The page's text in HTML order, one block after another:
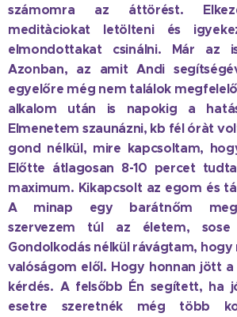
számomra az áttörést.
meditàciokat letölteni és
elmondottakat csinálni. Már az
Azonban, az amit Andi
egyelőre még nem találok
alkalom után is napokig a
Elmenetem szaunázni, kb fél óràt
gond nélkül, mire kapcsoltam,
Előtte átlagosan 8-10 percet
maximum. Kikapcsolt az egom és
A minap egy barátnőm
szervezem túl az életem,
Gondolkodás nélkül rávágtam, hogy
valóságom elől. Hogy honnan jött
kérdés. A felsőbb Én segített, ha
esetre szeretnék még több